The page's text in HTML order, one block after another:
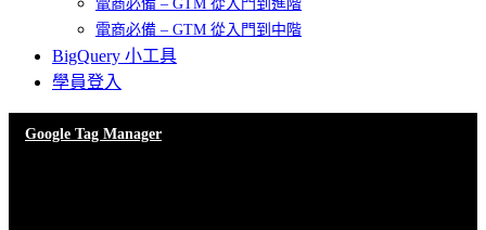
電商必備 – GTM 從入門到進階
電商必備 – GTM 從入門到中階
BigQuery 小工具
學員登入
Google Tag Manager